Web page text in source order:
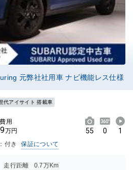
元弊社社用車 ナビ機能レス仕様
代アイサイト 搭載車
用
万円 55 0 1
付き 保証について
走行距離 0.7万Km